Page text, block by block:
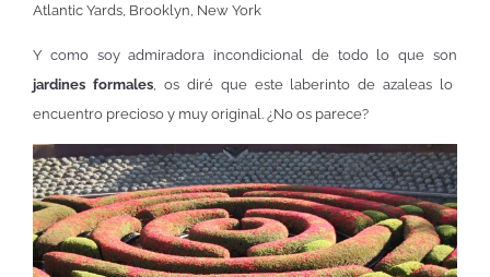
Atlantic Yards, Brooklyn, New York
Y como soy admiradora incondicional de todo lo que son
jardines formales, os diré que este laberinto de azaleas lo
encuentro precioso y muy original. ¿No os parece?